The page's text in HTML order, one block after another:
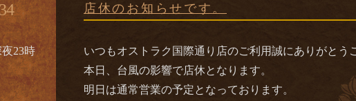
店休のお知らせです。
いつもオストラク国際通り店のご利用誠にありがとう
本日、台風の影響で店休となります。
明日は通常営業の予定となっております。
23時